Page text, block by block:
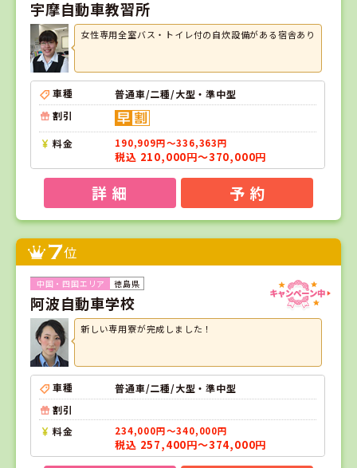
宇摩自動車教習所
女性専用全室バス・トイレ付の自炊設備がある宿舎あり
車種
普通車/二種/大型・準中型
割引
料金 190,909円～336,363円
税込 210,000円～370,000円
詳 細 予 約
7位
徳島県
阿波自動車学校
新しい専用寮が完成しました！
車種
普通車/二種/大型・準中型
割引
料金
234,000円～340,000円
税込 257,400円～374,000円